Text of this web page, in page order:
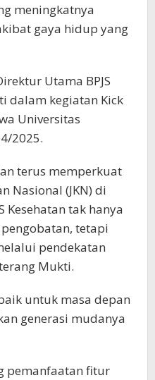
meningkatnya
gaya hidup yang
Utama BPJS
dalam kegiatan Kick
Universitas
2025.
terus memperkuat
Nasional (JKN) di
Kesehatan tak hanya
tetapi
pendekatan
Mukti.
untuk masa depan
generasi mudanya
pemanfaatan fitur